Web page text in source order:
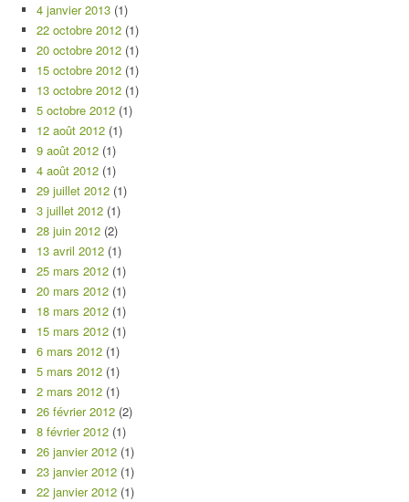
4 janvier 2013 (1)
22 octobre 2012 (1)
20 octobre 2012 (1)
15 octobre 2012 (1)
13 octobre 2012 (1)
5 octobre 2012 (1)
12 août 2012 (1)
9 août 2012 (1)
4 août 2012 (1)
29 juillet 2012 (1)
3 juillet 2012 (1)
28 juin 2012 (2)
13 avril 2012 (1)
25 mars 2012 (1)
20 mars 2012 (1)
18 mars 2012 (1)
15 mars 2012 (1)
6 mars 2012 (1)
5 mars 2012 (1)
2 mars 2012 (1)
26 février 2012 (2)
8 février 2012 (1)
26 janvier 2012 (1)
23 janvier 2012 (1)
22 janvier 2012 (1)